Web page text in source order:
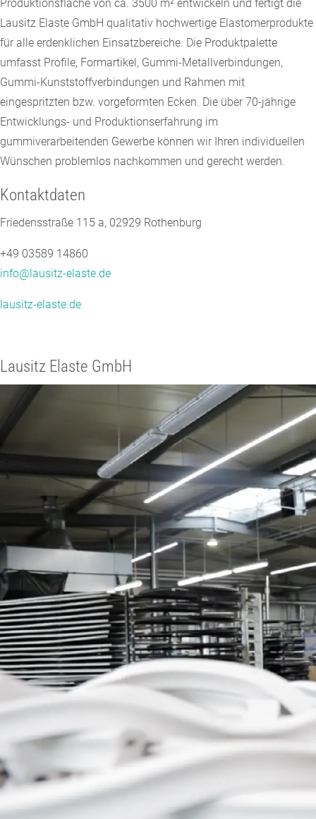
Produktionsfläche von ca. 3500 m² entwickeln und fertigt die
Lausitz Elaste GmbH qualitativ hochwertige Elastomerprodukte
für alle erdenklichen Einsatzbereiche. Die Produktpalette
umfasst Profile, Formartikel, Gummi-Metallverbindungen,
Gummi-Kunststoffverbindungen und Rahmen mit
eingespritzten bzw. vorgeformten Ecken. Die über 70-jährige
Entwicklungs- und Produktionserfahrung im
gummiverarbeitenden Gewerbe können wir Ihren individuellen
Wünschen problemlos nachkommen und gerecht werden.
Kontaktdaten
Friedensstraße 115 a, 02929 Rothenburg
+49 03589 14860
info@lausitz-elaste.de
lausitz-elaste.de
Lausitz Elaste GmbH